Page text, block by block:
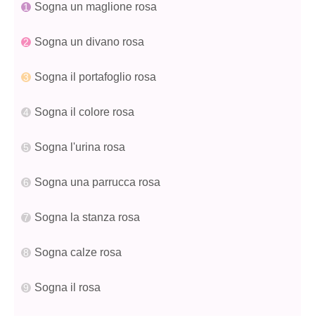
Sogna un maglione rosa
Sogna un divano rosa
Sogna il portafoglio rosa
Sogna il colore rosa
Sogna l'urina rosa
Sogna una parrucca rosa
Sogna la stanza rosa
Sogna calze rosa
Sogna il rosa